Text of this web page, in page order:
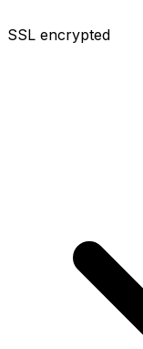
SSL encrypted